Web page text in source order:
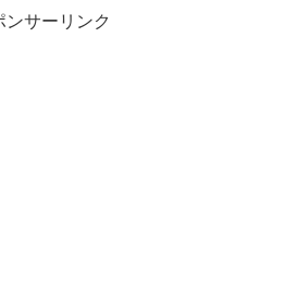
ンサーリンク